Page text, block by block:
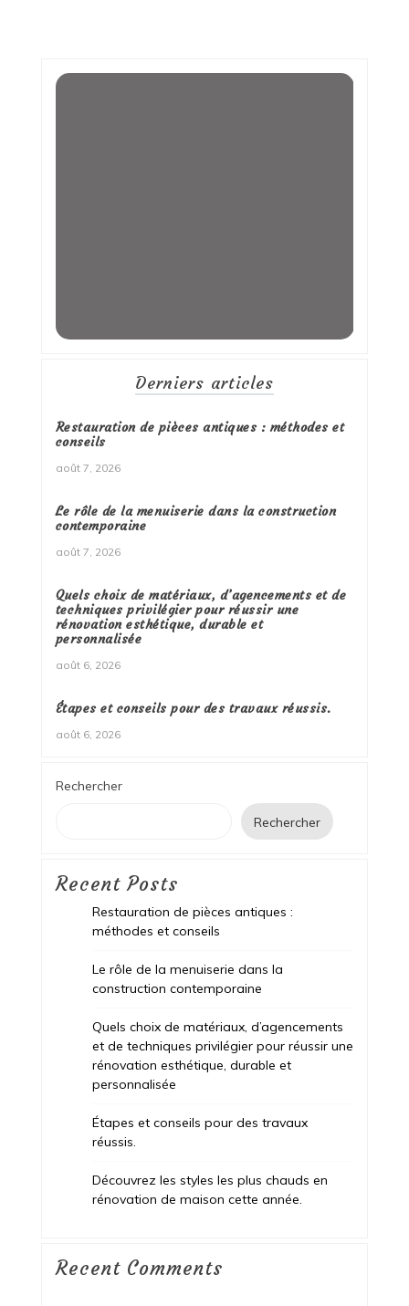
Derniers articles
Restauration de pièces antiques : méthodes et
conseils
août 7, 2026
Le rôle de la menuiserie dans la construction
contemporaine
août 7, 2026
Quels choix de matériaux, d’agencements et de
techniques privilégier pour réussir une
rénovation esthétique, durable et
personnalisée
août 6, 2026
Étapes et conseils pour des travaux réussis.
août 6, 2026
Rechercher
Rechercher
Recent Posts
Restauration de pièces antiques :
méthodes et conseils
Le rôle de la menuiserie dans la
construction contemporaine
Quels choix de matériaux, d’agencements
et de techniques privilégier pour réussir une
rénovation esthétique, durable et
personnalisée
Étapes et conseils pour des travaux
réussis.
Découvrez les styles les plus chauds en
rénovation de maison cette année.
Recent Comments